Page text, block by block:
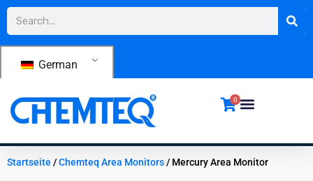
Zum
Inhalt
springen
Suche
German
0
Startseite /Chemteq Area Monitors/ Mercury Area Monitor